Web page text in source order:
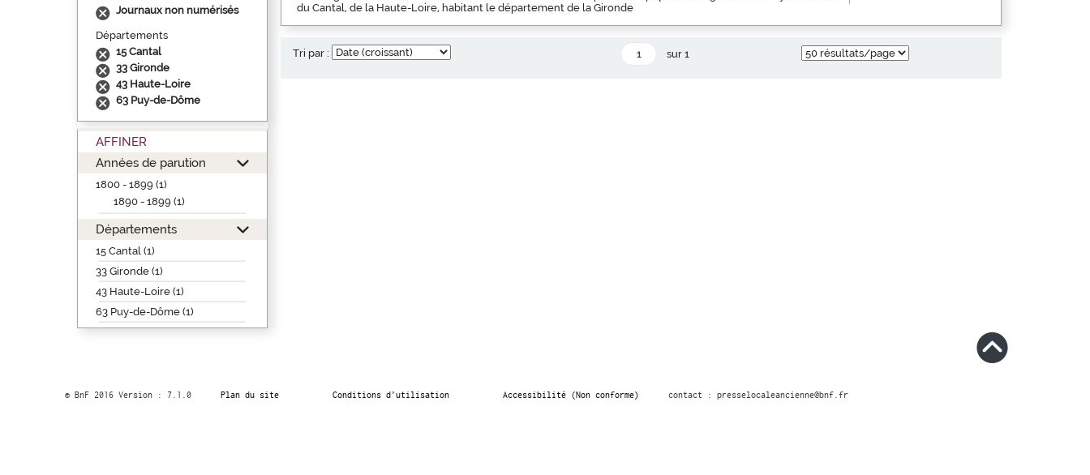
Journaux non numérisés
Départements
15 Cantal
33 Gironde
43 Haute-Loire
63 Puy-de-Dôme
AFFINER
Années de parution
1800 - 1899 (1)
1890 - 1899 (1)
Départements
15 Cantal (1)
33 Gironde (1)
43 Haute-Loire (1)
63 Puy-de-Dôme (1)
du Cantal, de la Haute-Loire, habitant le département de la Gironde
Tri par : sur 1
© BnF 2016 Version : 7.1.0 Plan du site Conditions d’utilisation Accessibilité (Non conforme) contact : presselocaleancienne@bnf.fr